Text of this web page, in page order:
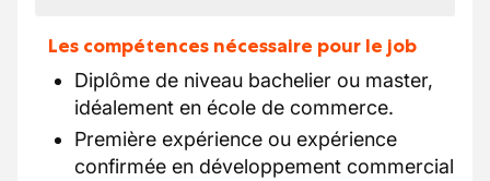
Les compétences nécessaire pour le job
Diplôme de niveau bachelier ou master,
idéalement en école de commerce.
Première expérience ou expérience
confirmée en développement commercial